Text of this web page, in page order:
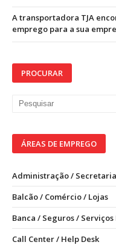
A transportadora TJA
emprego para a sua
PROCURAR
ÁREAS DE EMPREGO
Administração /
Balcão / Comércio / Lojas
Banca / Seguros /
Call Center / Help Desk